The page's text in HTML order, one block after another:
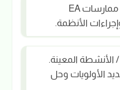
ستحتاج إلى مواكبة أفضل ممارسات EA
الأنظمة.
المعينة.
الأولويات وحل